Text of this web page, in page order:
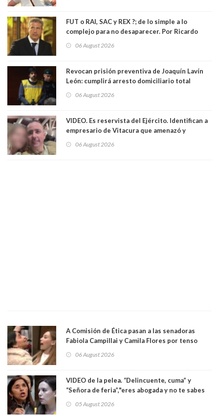
FUT o RAI, SAC y REX ?; de lo simple a lo
complejo para no desaparecer. Por Ricardo
06 August 2026
Revocan prisión preventiva de Joaquín Lavín
León: cumplirá arresto domiciliario total
06 August 2026
VIDEO. Es reservista del Ejército. Identifican a
empresario de Vitacura que amenazó y
al "ring raja". Se trata de Andrés Arrieta y la
06 August 2026
A Comisión de Ética pasan a las senadoras
Fabiola Campillai y Camila Flores por tenso
06 August 2026
VIDEO de la pelea. “Delincuente, cuma” y
“Señora de feria”,"eres abogada y no te sabes
senadoras Camila Flores y Fabiola Campillai en
05 August 2026